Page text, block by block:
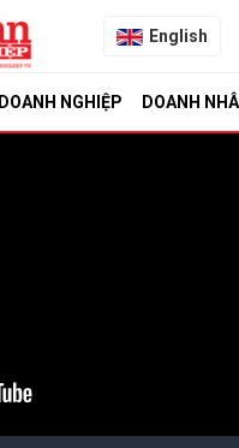
English
DOANH NGHIỆP DOANH